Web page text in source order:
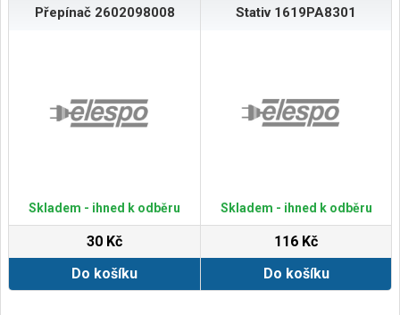
Přepínač 2602098008
Skladem - ihned k odběru
30 Kč
Do košíku
Stativ 1619PA8301
Skladem - ihned k odběru
116 Kč
Do košíku